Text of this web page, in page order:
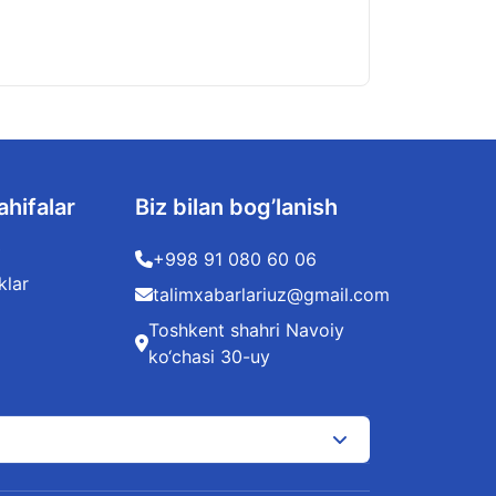
Biz bilan bog’lanish
+998 91 080 60 06
talimxabarlariuz@gmail.com
Toshkent shahri Navoiy
ko‘chasi 30-uy